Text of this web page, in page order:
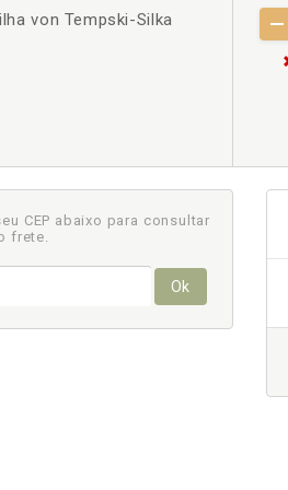
von Tempski-Silka
CEP abaixo para consultar
frete.
Ok